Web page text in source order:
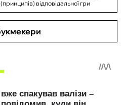
відповідальної гри